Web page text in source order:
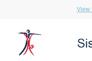
View